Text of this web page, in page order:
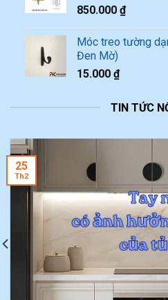
850.000 ₫
Móc treo tường
Đen Mờ)
15.000 ₫
TIN TỨC
25
Th2